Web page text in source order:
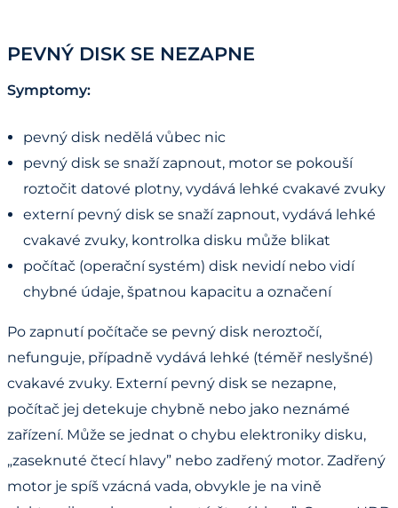
PEVNÝ DISK SE NEZAPNE
Symptomy:
pevný disk nedělá vůbec nic
pevný disk se snaží zapnout, motor se pokouší
roztočit datové plotny, vydává lehké cvakavé zvuky
externí pevný disk se snaží zapnout, vydává lehké
cvakavé zvuky, kontrolka disku může blikat
počítač (operační systém) disk nevidí nebo vidí
chybné údaje, špatnou kapacitu a označení
Po zapnutí počítače se pevný disk neroztočí,
nefunguje, případně vydává lehké (téměř neslyšné)
cvakavé zvuky. Externí pevný disk se nezapne,
počítač jej detekuje chybně nebo jako neznámé
zařízení. Může se jednat o chybu elektroniky disku,
„zaseknuté čtecí hlavy” nebo zadřený motor. Zadřený
motor je spíš vzácná vada, obvykle je na vině